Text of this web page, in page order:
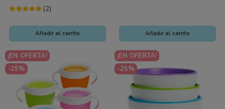
(2)
Añadir al carrito Añadir al carrito
¡EN OFERTA!
-25%
¡EN OFERTA!
-25%